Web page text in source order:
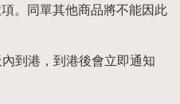
。同單其他商品將不能因此
到港，到港後會立即通知